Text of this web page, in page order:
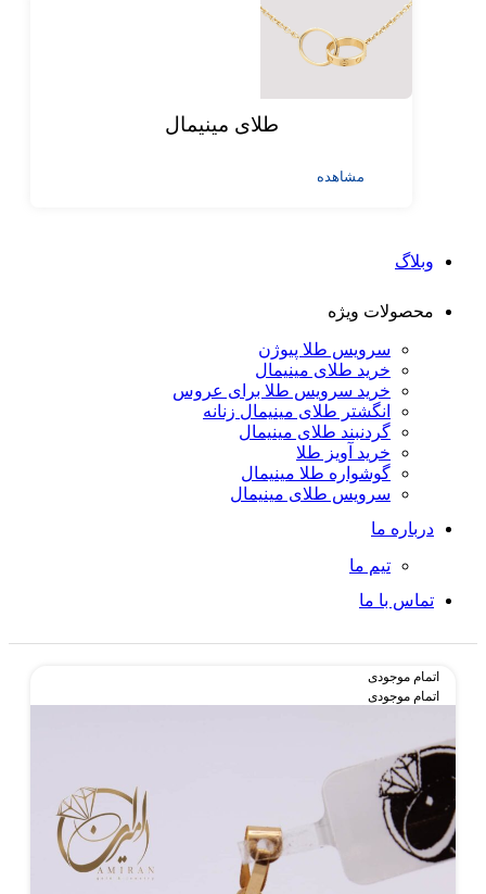
طلای مینیمال
مشاهده
وبلاگ
محصولات ویژه
سرویس طلا پیوژن
خرید طلای مینیمال
خرید سرویس طلا برای عروس
انگشتر طلای مینیمال زنانه
گردنبند طلای مینیمال
خرید آویز طلا
گوشواره طلا مینیمال
سرویس طلای مینیمال
درباره ما
تیم ما
تماس با ما
اتمام موجودی
اتمام موجودی